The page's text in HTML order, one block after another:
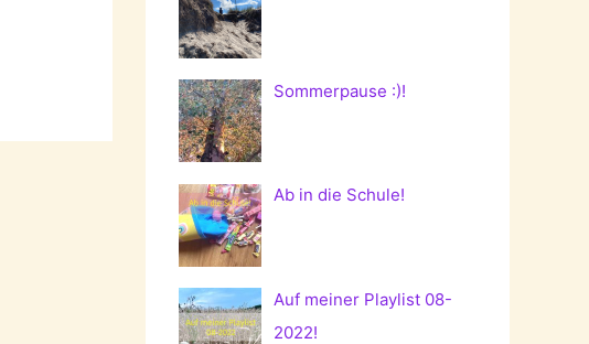
Sommerpause :)!
Ab in die Schule!
Auf meiner Playlist 08-
2022!